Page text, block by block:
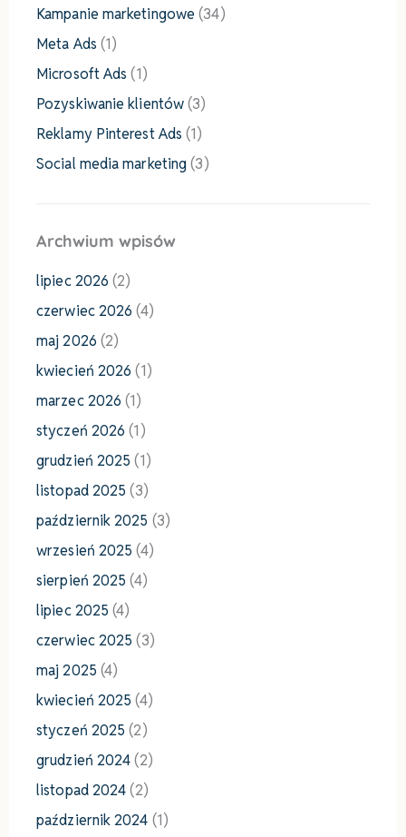
Kampanie marketingowe (34)
Meta Ads (1)
Microsoft Ads (1)
Pozyskiwanie klientów(3)
Reklamy Pinterest Ads (1)
Social media marketing (3)
Archwium wpisów
lipiec 2026 (2)
czerwiec 2026 (4)
maj 2026 (2)
kwiecień 2026 (1)
marzec 2026 (1)
styczeń 2026 (1)
grudzień 2025 (1)
listopad 2025 (3)
październik 2025 (3)
wrzesień 2025 (4)
sierpień 2025 (4)
lipiec 2025 (4)
czerwiec 2025 (3)
maj 2025 (4)
kwiecień 2025 (4)
styczeń 2025 (2)
grudzień 2024(2)
listopad 2024(2)
październik 2024 (1)